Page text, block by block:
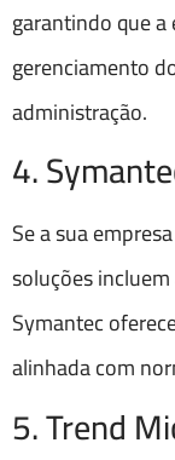
garantindo que
gerenciamento
administração.
4.
Se a sua
soluções
Symantec
alinhada com
5. Trend